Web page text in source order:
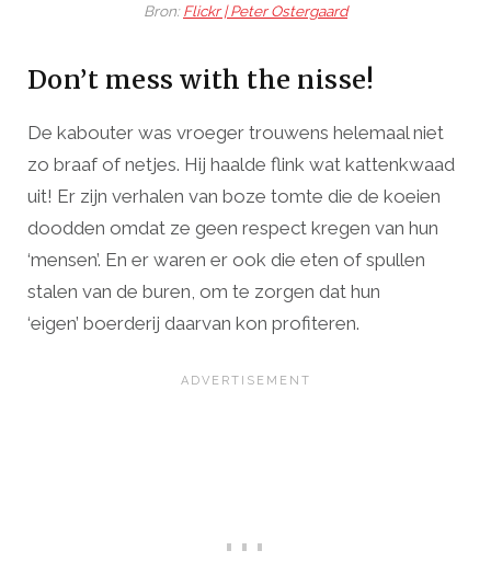
Bron:Flickr | Peter Ostergaard
Don’t mess with the nisse!
De kabouter was vroeger trouwens helemaal niet
zo braaf of netjes. Hij haalde flink wat kattenkwaad
uit! Er zijn verhalen van boze tomte die de koeien
doodden omdat ze geen respect kregen van hun
‘mensen’. En er waren er ook die eten of spullen
stalen van de buren, om te zorgen dat hun
‘eigen’ boerderij daarvan kon profiteren.